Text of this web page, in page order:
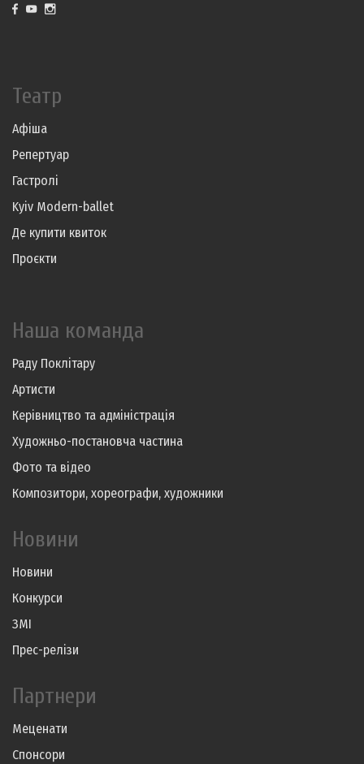
Театр
Афіша
Репертуар
Гастролі
Kyiv Modern-ballet
Де купити квиток
Проєкти
Наша команда
Раду Поклітару
Артисти
Керівництво та адміністрація
Художньо-постановча частина
Фото та відео
Композитори, хореографи, художники
Новини
Новини
Конкурси
ЗМІ
Прес-релізи
Партнери
Меценати
Спонсори